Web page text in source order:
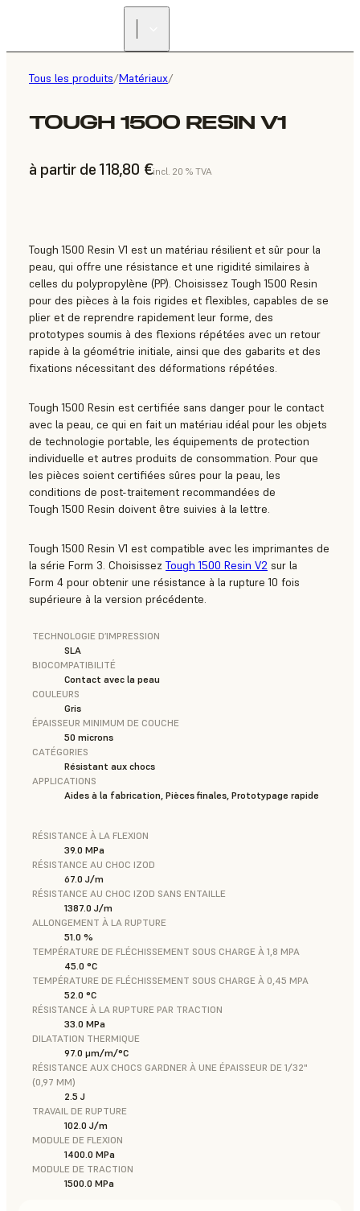
Tous les produits/Matériaux/
TOUGH 1500 RESIN V1
à partir de 118,80 €incl. 20 % TVA
Tough 1500 Resin V1 est un matériau résilient et sûr pour la
peau, qui offre une résistance et une rigidité similaires à
celles du polypropylène (PP). Choisissez Tough 1500 Resin
pour des pièces à la fois rigides et flexibles, capables de se
plier et de reprendre rapidement leur forme, des
prototypes soumis à des flexions répétées avec un retour
rapide à la géométrie initiale, ainsi que des gabarits et des
fixations nécessitant des déformations répétées.
Tough 1500 Resin est certifiée sans danger pour le contact
avec la peau, ce qui en fait un matériau idéal pour les objets
de technologie portable, les équipements de protection
individuelle et autres produits de consommation. Pour que
les pièces soient certifiées sûres pour la peau, les
conditions de post-traitement recommandées de
Tough 1500 Resin doivent être suivies à la lettre.
Tough 1500 Resin V1 est compatible avec les imprimantes de
la série Form 3. Choisissez Tough 1500 Resin V2 sur la
Form 4 pour obtenir une résistance à la rupture 10 fois
supérieure à la version précédente.
TECHNOLOGIE D’IMPRESSION
SLA
BIOCOMPATIBILITÉ
Contact avec la peau
COULEURS
Gris
ÉPAISSEUR MINIMUM DE COUCHE
50 microns
CATÉGORIES
Résistant aux chocs
APPLICATIONS
Aides à la fabrication, Pièces finales, Prototypage rapide
RÉSISTANCE À LA FLEXION
39.0 MPa
RÉSISTANCE AU CHOC IZOD
67.0 J/m
RÉSISTANCE AU CHOC IZOD SANS ENTAILLE
1387.0 J/m
ALLONGEMENT À LA RUPTURE
51.0 %
TEMPÉRATURE DE FLÉCHISSEMENT SOUS CHARGE À 1,8 MPA
45.0 °C
TEMPÉRATURE DE FLÉCHISSEMENT SOUS CHARGE À 0,45 MPA
52.0 °C
RÉSISTANCE À LA RUPTURE PAR TRACTION
33.0 MPa
DILATATION THERMIQUE
97.0 μm/m/°C
RÉSISTANCE AUX CHOCS GARDNER À UNE ÉPAISSEUR DE 1/32"
(0,97 MM)
2.5 J
TRAVAIL DE RUPTURE
102.0 J/m
MODULE DE FLEXION
1400.0 MPa
MODULE DE TRACTION
1500.0 MPa